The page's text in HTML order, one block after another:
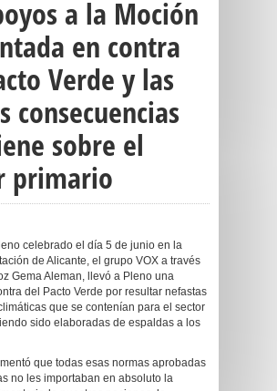
a la Moción
en contra
Verde y las
consecuencias
sobre el
primario
celebrado el día 5 de junio en la
de Alicante, el grupo VOX a través
Gema Aleman, llevó a Pleno una
del Pacto Verde por resultar nefastas
que se contenían para el sector
sido elaboradas de espaldas a los
que todas esas normas aprobadas
no les importaban en absoluto la